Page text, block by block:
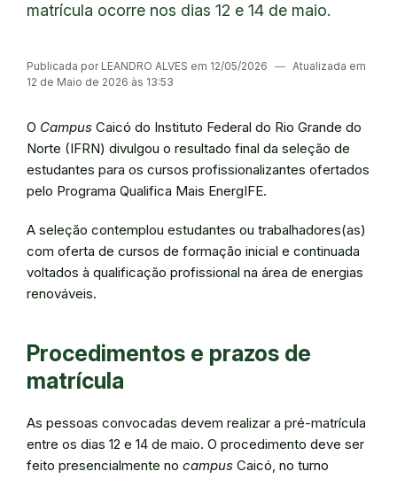
matrícula ocorre nos dias 12 e 14 de maio.
Publicada por LEANDRO ALVES em 12/05/2026 ― Atualizada em
12 de Maio de 2026 às 13:53
O Campus Caicó do Instituto Federal do Rio Grande do
Norte (IFRN) divulgou o resultado final da seleção de
estudantes para os cursos profissionalizantes ofertados
pelo Programa Qualifica Mais EnergIFE.
A seleção contemplou estudantes ou trabalhadores(as)
com oferta de cursos de formação inicial e continuada
voltados à qualificação profissional na área de energias
renováveis.
Procedimentos e prazos de
matrícula
As pessoas convocadas devem realizar a pré-matrícula
entre os dias 12 e 14 de maio. O procedimento deve ser
feito presencialmente no campus Caicó, no turno